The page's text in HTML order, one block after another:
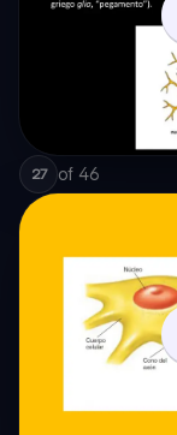
27 of 46